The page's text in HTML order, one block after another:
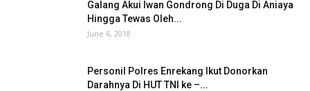
Galang Akui Iwan Gondrong Di Duga Di Aniaya
Hingga Tewas Oleh...
June 6, 2018
Personil Polres Enrekang Ikut Donorkan
Darahnya Di HUT TNI ke –...